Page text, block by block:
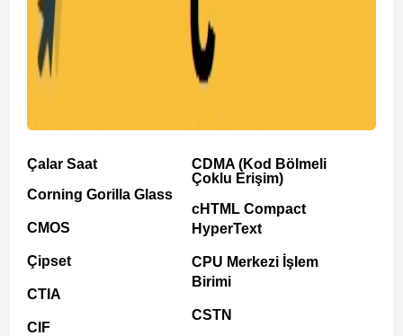
Çalar Saat
Corning Gorilla Glass
CMOS
Çipset
CTIA
CIF
CDMA (Kod Bölmeli
Çoklu Erişim)
cHTML Compact
HyperText
CPU Merkezi İşlem
Birimi
CSTN